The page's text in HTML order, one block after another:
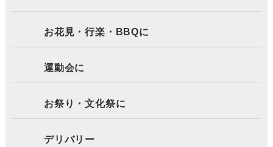
お花見・行楽・BBQに
運動会に
お祭り・文化祭に
デリバリー